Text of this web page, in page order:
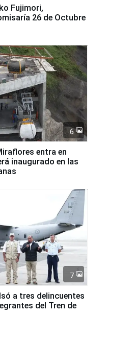
26 de Octubre
6
entra en
inaugurado en las
7
a tres delincuentes
del Tren de